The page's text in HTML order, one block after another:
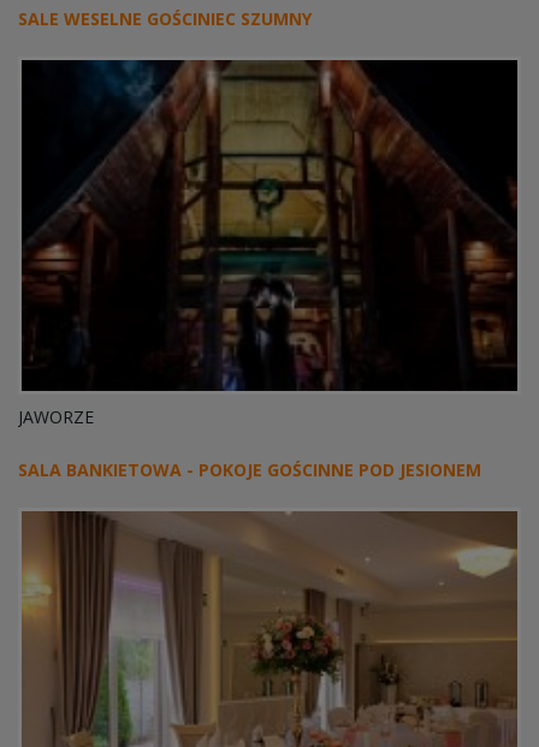
SALE WESELNE GOŚCINIEC SZUMNY
JAWORZE
SALA BANKIETOWA - POKOJE GOŚCINNE POD JESIONEM